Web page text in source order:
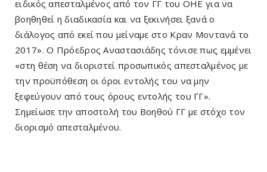
ειδικός απεσταλμένος από τον ΓΓ του ΟΗΕ για να
βοηθηθεί η διαδικασία και να ξεκινήσει ξανά ο
διάλογος από εκεί που μείναμε στο Κραν Μοντανά το
2017». Ο Πρόεδρος Αναστασιάδης τόνισε πως εμμένει
«στη θέση να διοριστεί προσωπικός απεσταλμένος με
την προϋπόθεση οι όροι εντολής του να μην
ξεφεύγουν από τους όρους εντολής του ΓΓ».
Σημείωσε την αποστολή του Βοηθού ΓΓ με στόχο τον
διορισμό απεσταλμένου.